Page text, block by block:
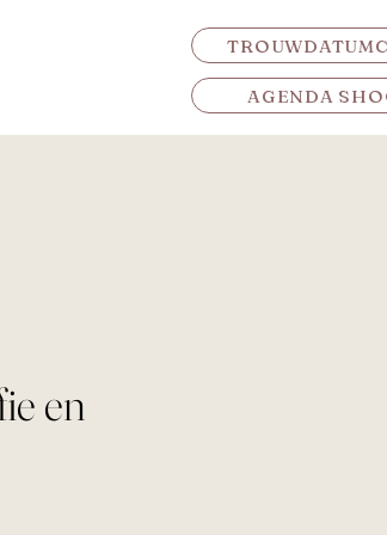
AGENDA
en